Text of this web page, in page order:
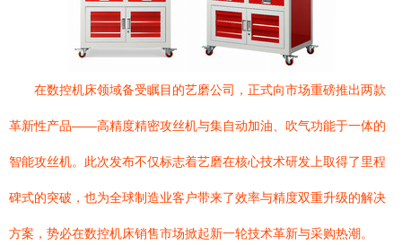
在数控机床领域备受瞩目的艺磨公司，正式向市场重磅推出两款
革新性产品——高精度精密攻丝机与集自动加油、吹气功能于一体的
智能攻丝机。此次发布不仅标志着艺磨在核心技术研发上取得了里程
碑式的突破，也为全球制造业客户带来了效率与精度双重升级的解决
方案，势必在数控机床销售市场掀起新一轮技术革新与采购热潮。